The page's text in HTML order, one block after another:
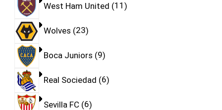
West Ham United 11
Wolves 23
Boca Juniors 9
Real Sociedad 6
Sevilla FC 6